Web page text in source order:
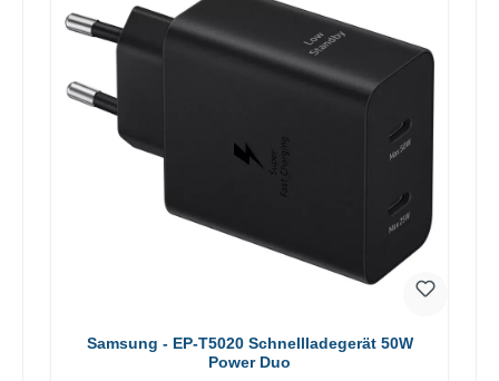
Samsung - EP-T5020 Schnellladegerät 50W
Power Duo